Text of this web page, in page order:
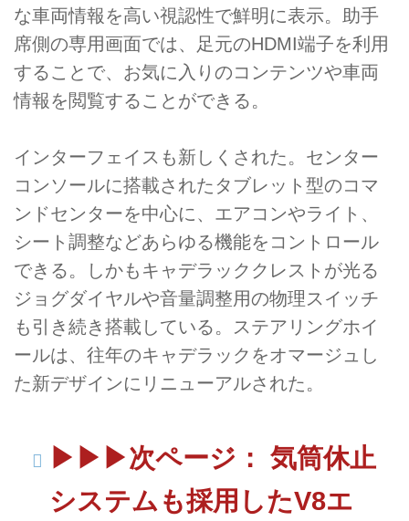
な車両情報を高い視認性で鮮明に表示。助手
席側の専用画面では、足元のHDMI端子を利用
することで、お気に入りのコンテンツや車両
情報を閲覧することができる。
インターフェイスも新しくされた。センター
コンソールに搭載されたタブレット型のコマ
ンドセンターを中心に、エアコンやライト、
シート調整などあらゆる機能をコントロール
できる。しかもキャデラッククレストが光る
ジョグダイヤルや音量調整用の物理スイッチ
も引き続き搭載している。ステアリングホイ
ールは、往年のキャデラックをオマージュし
た新デザインにリニューアルされた。
▶︎▶︎▶︎次ページ： 気筒休止
システムも採用したV8エ